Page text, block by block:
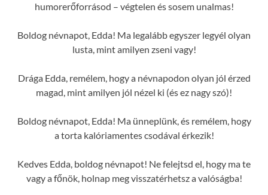
humorerőforrásod – végtelen és sosem unalmas!
Boldog névnapot, Edda! Ma legalább egyszer legyél olyan
lusta, mint amilyen zseni vagy!
Drága Edda, remélem, hogy a névnapodon olyan jól érzed
magad, mint amilyen jól nézel ki (és ez nagy szó)!
Boldog névnapot, Edda! Ma ünneplünk, és remélem, hogy
a torta kalóriamentes csodával érkezik!
Kedves Edda, boldog névnapot! Ne felejtsd el, hogy ma te
vagy a főnök, holnap meg visszatérhetsz a valóságba!